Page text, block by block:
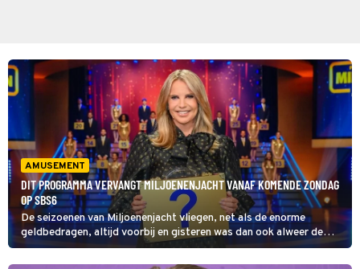
AMUSEMENT
DIT PROGRAMMA VERVANGT MILJOENENJACHT VANAF KOMENDE ZONDAG
OP SBS6
De seizoenen van Miljoenenjacht vliegen, net als de enorme
geldbedragen, altijd voorbij en gisteren was dan ook alweer de
laatste keer dat je voorlopig van Linda de Mol en haar koffertjes
kon genieten op SBS6. Door welk programma wordt het